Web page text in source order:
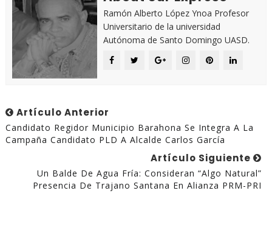
Ramón Alberto López Ynoa Profesor
Universitario de la universidad
Autónoma de Santo Domingo UASD.
Artículo Anterior
Candidato Regidor Municipio Barahona Se Integra A La
Campaña Candidato PLD A Alcalde Carlos García
Artículo Siguiente
Un Balde De Agua Fría: Consideran “algo Natural”
Presencia De Trajano Santana En Alianza PRM-PRI